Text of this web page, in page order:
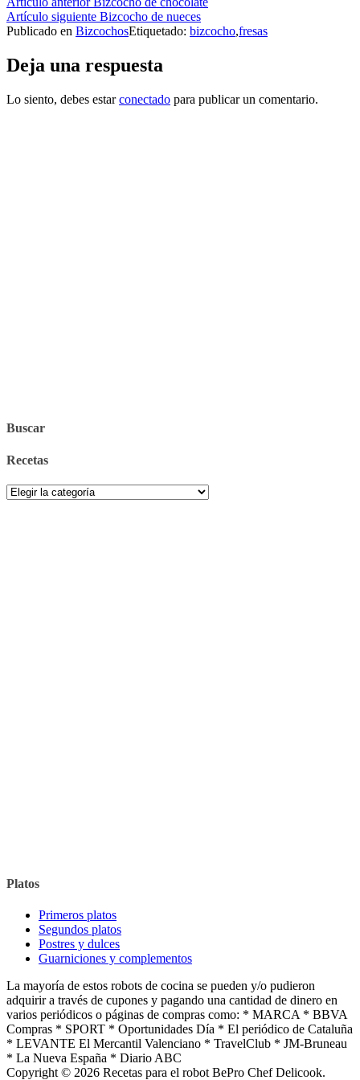
Seguir
leyendo
Artículo siguiente Bizcocho de nueces
Publicado en BizcochosEtiquetado: bizcocho,fresas
Deja una respuesta
Lo siento, debes estarconectado para publicar un comentario.
Buscar
Recetas
Recetas
Platos
Primeros platos
Segundos platos
Postres y dulces
Guarniciones y complementos
La mayoría de estos robots de cocina se pueden y/o pudieron
adquirir a través de cupones y pagando una cantidad de dinero en
varios periódicos o páginas de compras como: * MARCA * BBVA
Compras * SPORT * Oportunidades Día * El periódico de Cataluña
* LEVANTE El Mercantil Valenciano * TravelClub * JM-Bruneau
* La Nueva España * Diario ABC
Copyright © 2026 Recetas para el robot BePro Chef Delicook.